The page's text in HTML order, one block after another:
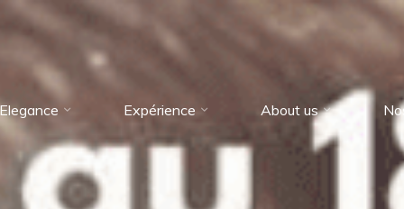
Elegance Expérience About us